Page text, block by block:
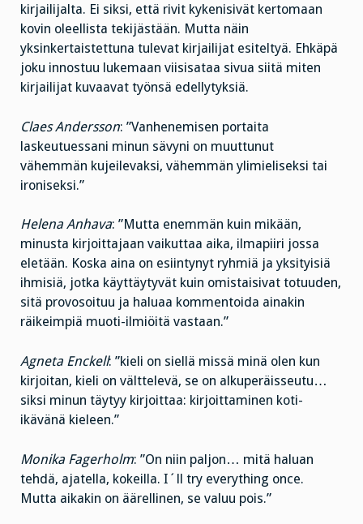
kirjailijalta. Ei siksi, että rivit kykenisivät kertomaan
kovin oleellista tekijästään. Mutta näin
yksinkertaistettuna tulevat kirjailijat esiteltyä. Ehkäpä
joku innostuu lukemaan viisisataa sivua siitä miten
kirjailijat kuvaavat työnsä edellytyksiä.
Claes Andersson: ”Vanhenemisen portaita
laskeutuessani minun sävyni on muuttunut
vähemmän kujeilevaksi, vähemmän ylimieliseksi tai
ironiseksi.”
Helena Anhava: ”Mutta enemmän kuin mikään,
minusta kirjoittajaan vaikuttaa aika, ilmapiiri jossa
eletään. Koska aina on esiintynyt ryhmiä ja yksityisiä
ihmisiä, jotka käyttäytyvät kuin omistaisivat totuuden,
sitä provosoituu ja haluaa kommentoida ainakin
räikeimpiä muoti-ilmiöitä vastaan.”
Agneta Enckell: ”kieli on siellä missä minä olen kun
kirjoitan, kieli on välttelevä, se on alkuperäisseutu…
siksi minun täytyy kirjoittaa: kirjoittaminen koti-
ikävänä kieleen.”
Monika Fagerholm: ”On niin paljon… mitä haluan
tehdä, ajatella, kokeilla. I´ll try everything once.
Mutta aikakin on äärellinen, se valuu pois.”